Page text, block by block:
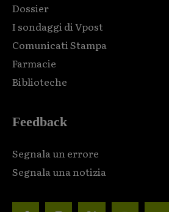
Dossier
I sondaggi di Vpost
Comunicati Stampa
Farmacie
Biblioteche
Feedback
Segnala un errore
Segnala una notizia